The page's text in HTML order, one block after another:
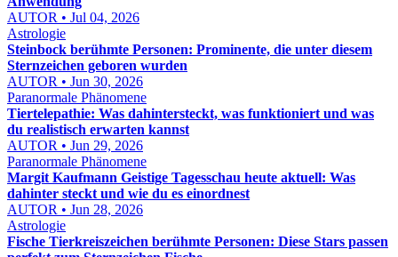
AUTOR • Jul 04, 2026
Astrologie
Steinbock berühmte Personen: Prominente, die unter diesem
Sternzeichen geboren wurden
AUTOR • Jun 30, 2026
Paranormale Phänomene
Tiertelepathie: Was dahintersteckt, was funktioniert und was
du realistisch erwarten kannst
AUTOR • Jun 29, 2026
Paranormale Phänomene
Margit Kaufmann Geistige Tagesschau heute aktuell: Was
dahinter steckt und wie du es einordnest
AUTOR • Jun 28, 2026
Astrologie
Fische Tierkreiszeichen berühmte Personen: Diese Stars passen